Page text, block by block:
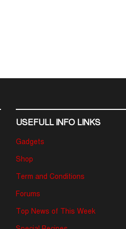
USEFULL INFO LINKS
Gadgets
Shop
Term and Conditions
Forums
Top News of This Week